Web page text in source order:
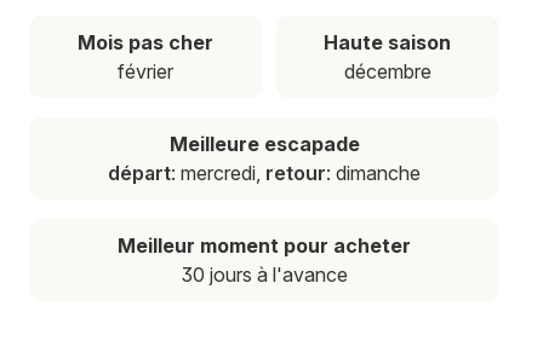
Mois pas cher
février
Haute saison
décembre
Meilleure escapade
départ: mercredi, retour: dimanche
Meilleur moment pour acheter
30 jours à l'avance